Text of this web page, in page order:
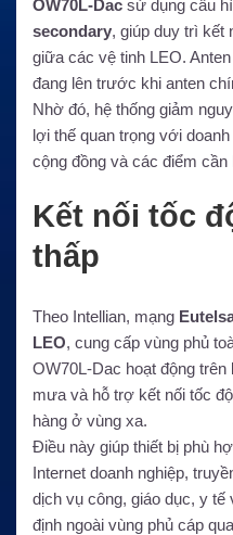
OW70L-Dac sử dụng cấu
secondary, giúp duy trì kết
giữa các vệ tinh LEO.
đang lên trước khi anten
Nhờ đó, hệ thống giảm
lợi thế quan trọng với
cộng đồng và các điểm cần
Kết nối tốc
thấp
Theo Intellian, mạng
LEO, cung cấp vùng phủ
OW70L-Dac hoạt động trên
mưa và hỗ trợ kết nối tốc
hàng ở vùng xa.
Điều này giúp thiết bị phù
Internet doanh nghiệp,
dịch vụ công, giáo dục, y tế
định ngoài vùng phủ cáp